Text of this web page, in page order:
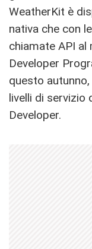
WeatherKit è
nativa che con
chiamate API al
Developer
questo
livelli di servizio
Developer.